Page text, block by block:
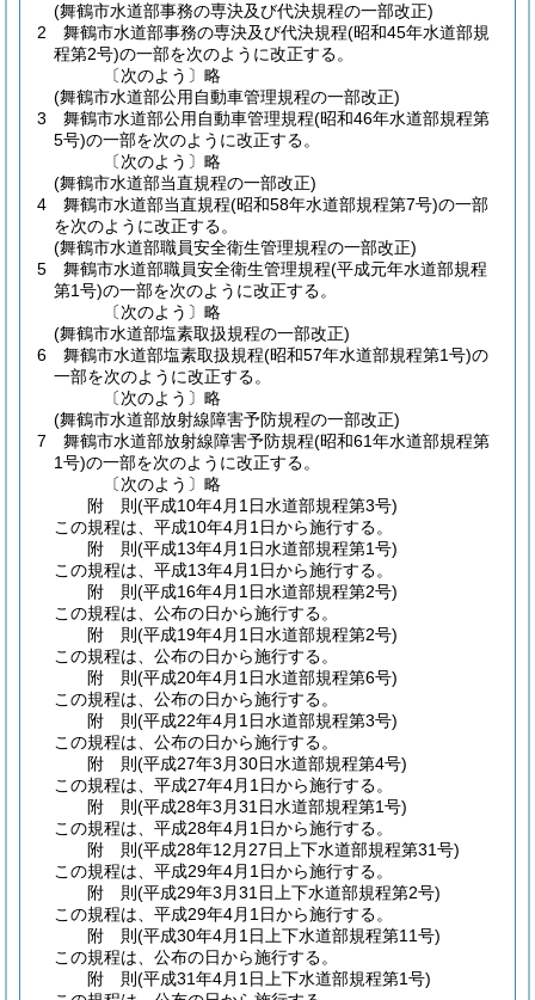
(舞鶴市水道部事務の専決及び代決規程の一部改正)
2
舞鶴市水道部事務の専決及び代決規程(昭和45年水道部規
程第2号)の一部を次のように改正する。
〔次のよう〕略
(舞鶴市水道部公用自動車管理規程の一部改正)
3
舞鶴市水道部公用自動車管理規程(昭和46年水道部規程第
5号)の一部を次のように改正する。
〔次のよう〕略
(舞鶴市水道部当直規程の一部改正)
4
舞鶴市水道部当直規程(昭和58年水道部規程第7号)の一部
を次のように改正する。
(舞鶴市水道部職員安全衛生管理規程の一部改正)
5
舞鶴市水道部職員安全衛生管理規程(平成元年水道部規程
第1号)の一部を次のように改正する。
〔次のよう〕略
(舞鶴市水道部塩素取扱規程の一部改正)
6
舞鶴市水道部塩素取扱規程(昭和57年水道部規程第1号)の
一部を次のように改正する。
〔次のよう〕略
(舞鶴市水道部放射線障害予防規程の一部改正)
7
舞鶴市水道部放射線障害予防規程(昭和61年水道部規程第
1号)の一部を次のように改正する。
〔次のよう〕略
附 則(平成10年4月1日水道部規程第3号)
この規程は、平成10年4月1日から施行する。
附 則(平成13年4月1日水道部規程第1号)
この規程は、平成13年4月1日から施行する。
附 則(平成16年4月1日水道部規程第2号)
この規程は、公布の日から施行する。
附 則(平成19年4月1日水道部規程第2号)
この規程は、公布の日から施行する。
附 則(平成20年4月1日水道部規程第6号)
この規程は、公布の日から施行する。
附 則(平成22年4月1日水道部規程第3号)
この規程は、公布の日から施行する。
附 則(平成27年3月30日水道部規程第4号)
この規程は、平成27年4月1日から施行する。
附 則(平成28年3月31日水道部規程第1号)
この規程は、平成28年4月1日から施行する。
附 則(平成28年12月27日 上下水道部規程第31号)
この規程は、平成29年4月1日から施行する。
附 則(平成29年3月31日 上下水道部規程第2号)
この規程は、平成29年4月1日から施行する。
附 則(平成30年4月1日 上下水道部規程第11号)
この規程は、公布の日から施行する。
附 則(平成31年4月1日 上下水道部規程第1号)